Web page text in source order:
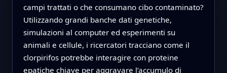
campi trattati o che consumano cibo contaminato?
Utilizzando grandi banche dati genetiche,
simulazioni al computer ed esperimenti su
animali e cellule, i ricercatori tracciano come il
clorpirifos potrebbe interagire con proteine
epatiche chiave per aggravare l’accumulo di